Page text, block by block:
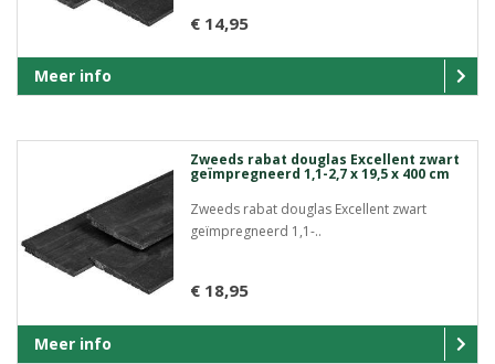
€ 14,95
Meer info
Zweeds rabat douglas Excellent zwart
geïmpregneerd 1,1-2,7 x 19,5 x 400 cm
Zweeds rabat douglas Excellent zwart
geïmpregneerd 1,1-..
€ 18,95
Meer info